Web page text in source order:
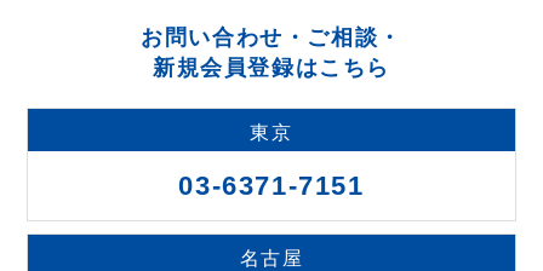
お問い合わせ・ご相談・
新規会員登録はこちら
東京
03-6371-7151
名古屋